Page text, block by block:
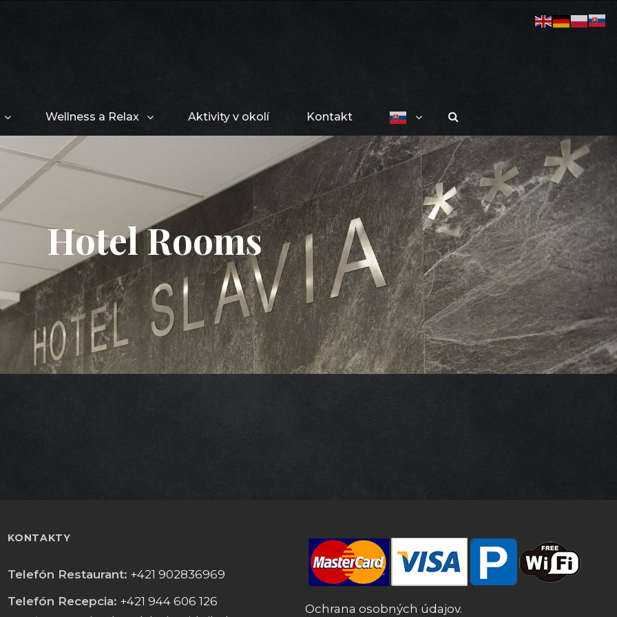
Wellness a Relax Aktivity v okolí Kontakt
Hotel Rooms
POSTED
ON
KONTAKTY
Telefón Restaurant: +421 902836969
Telefón Recepcia: +421 944 606 126
Ochrana osobných údajov.